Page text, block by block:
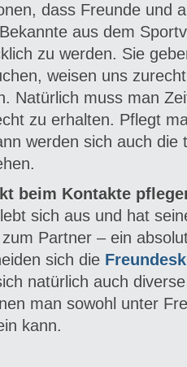
dass Freunde und
aus dem
zu werden. Sie
weisen uns
Natürlich muss man
zu erhalten. Pflegt
werden sich auch die
beim Kontakte
sich aus und hat
Partner – ein
sich die
natürlich auch
man sowohl unter
kann.